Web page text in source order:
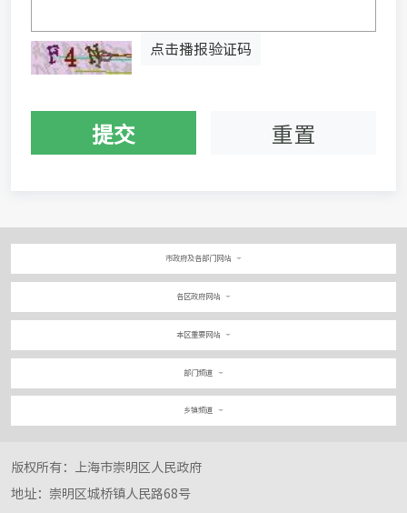
点击播报验证码
提交 重置
市政府及各部门网站
各区政府网站
本区重要网站
部门频道
乡镇频道
版权所有：上海市崇明区人民政府
地址：崇明区城桥镇人民路68号